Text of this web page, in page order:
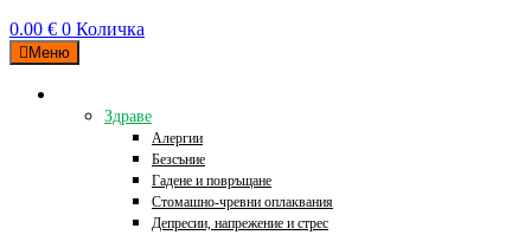
0.00 € 0 Количка
Меню
Здраве
Алергии
Безсъние
Гадене и повръщане
Стомашно-чревни оплаквания
Депресии, напрежение и стрес